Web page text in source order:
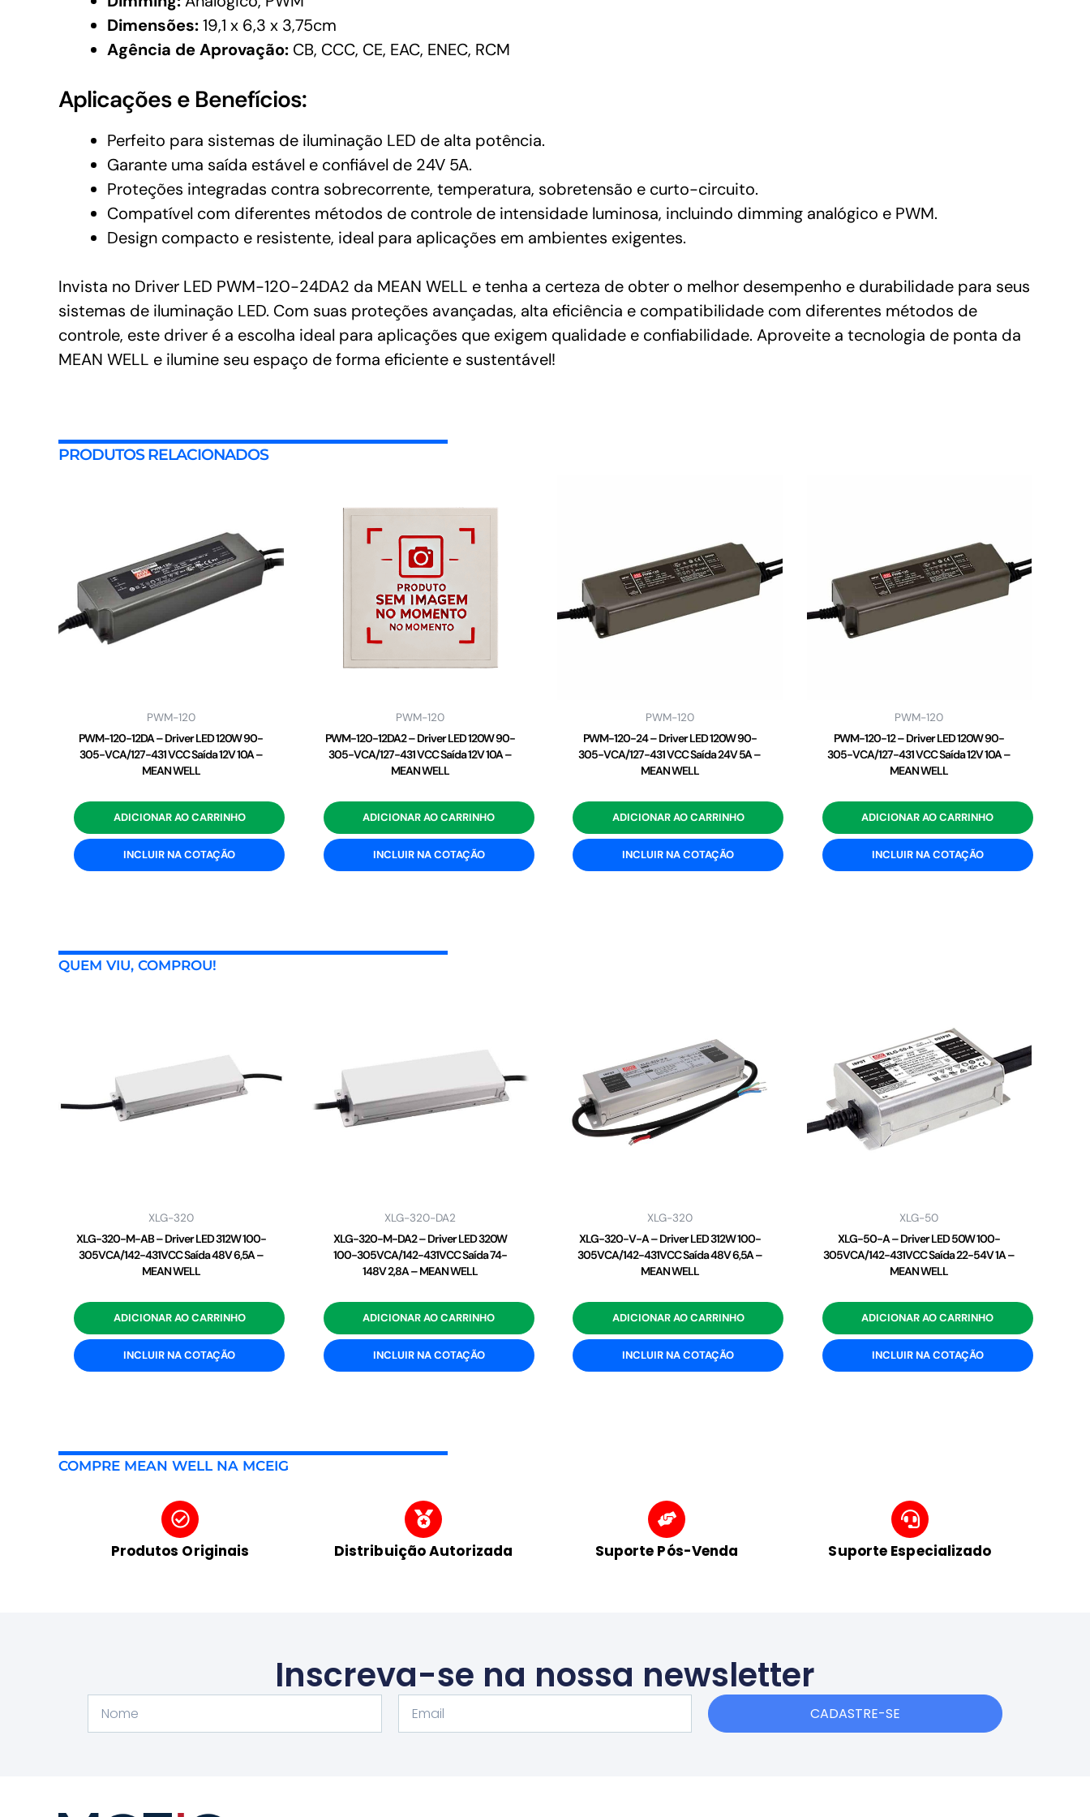
Dimensões:19,1 x 6,3 x 3,75cm
Agência de Aprovação: CB, CCC, CE, EAC, ENEC, RCM
Aplicações e Benefícios:
Perfeito para sistemas de iluminação LED de alta potência.
Garante uma saída estável e confiável de 24V 5A.
Proteções integradas contra sobrecorrente, temperatura, sobretensão e curto-circuito.
Compatível com diferentes métodos de controle de intensidade luminosa, incluindo dimming analógico e PWM.
Design compacto e resistente, ideal para aplicações em ambientes exigentes.
Invista no Driver LED PWM-120-24DA2 da MEAN WELL e tenha a certeza de obter o melhor desempenho e durabilidade para seus
sistemas de iluminação LED. Com suas proteções avançadas, alta eficiência e compatibilidade com diferentes métodos de
controle, este driver é a escolha ideal para aplicações que exigem qualidade e confiabilidade. Aproveite a tecnologia de ponta da
MEAN WELL e ilumine seu espaço de forma eficiente e sustentável!
PRODUTOS RELACIONADOS
PWM-120
PWM-120-12DA – Driver LED 120W 90-
305-VCA/127-431 VCC Saída 12V 10A –
MEAN WELL
ADICIONAR AO CARRINHO
INCLUIR NA COTAÇÃO
PWM-120
PWM-120-12DA2 – Driver LED 120W 90-
305-VCA/127-431 VCC Saída 12V 10A –
MEAN WELL
ADICIONAR AO CARRINHO
INCLUIR NA COTAÇÃO
PWM-120
PWM-120-24 – Driver LED 120W 90-
305-VCA/127-431 VCC Saída 24V 5A –
MEAN WELL
ADICIONAR AO CARRINHO
INCLUIR NA COTAÇÃO
PWM-120
PWM-120-12 – Driver LED 120W 90-
305-VCA/127-431 VCC Saída 12V 10A –
MEAN WELL
ADICIONAR AO CARRINHO
INCLUIR NA COTAÇÃO
QUEM VIU, COMPROU!
XLG-320
XLG-320-M-AB – Driver LED 312W 100-
305VCA/142-431VCC Saída 48V 6,5A –
MEAN WELL
ADICIONAR AO CARRINHO
INCLUIR NA COTAÇÃO
XLG-320-DA2
XLG-320-M-DA2 – Driver LED 320W
100-305VCA/142-431VCC Saída 74-
148V 2,8A – MEAN WELL
ADICIONAR AO CARRINHO
INCLUIR NA COTAÇÃO
XLG-320
XLG-320-V-A – Driver LED 312W 100-
305VCA/142-431VCC Saída 48V 6,5A –
MEAN WELL
ADICIONAR AO CARRINHO
INCLUIR NA COTAÇÃO
XLG-50
XLG-50-A – Driver LED 50W 100-
305VCA/142-431VCC Saída 22-54V 1A –
MEAN WELL
ADICIONAR AO CARRINHO
INCLUIR NA COTAÇÃO
COMPRE MEAN WELL NA MCEIG
Produtos Originais Distribuição Autorizada Suporte Pós-Venda Suporte Especializado
Inscreva-se na nossa newsletter
CADASTRE-SE